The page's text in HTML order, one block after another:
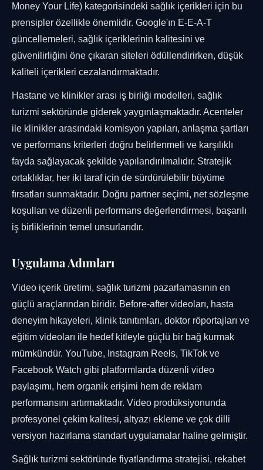
Money Your Life) kategorisindeki sağlık içerikleri için bu
prensipler özellikle önemlidir. Google'ın E-E-A-T
güncellemeleri, sağlık içeriklerinin kalitesini ve
güvenilirliğini öne çıkaran siteleri ödüllendirirken, düşük
kaliteli içerikleri cezalandırmaktadır.
Hastane ve klinikler arası iş birliği modelleri, sağlık
turizmi sektöründe giderek yaygınlaşmaktadır. Acenteler
ile klinikler arasındaki komisyon yapıları, anlaşma şartları
ve performans kriterleri doğru belirlenmeli ve karşılıklı
fayda sağlayacak şekilde yapılandırılmalıdır. Stratejik
ortaklıklar, her iki taraf için de sürdürülebilir büyüme
fırsatları sunmaktadır. Doğru partner seçimi, net sözleşme
koşulları ve düzenli performans değerlendirmesi, başarılı
iş birliklerinin temel unsurlarıdır.
Uygulama Adımları
Video içerik üretimi, sağlık turizmi pazarlamasının en
güçlü araçlarından biridir. Before-after videoları, hasta
deneyim hikayeleri, klinik tanıtımları, doktor röportajları ve
eğitim videoları ile hedef kitleyle güçlü bir bağ kurmak
mümkündür. YouTube, Instagram Reels, TikTok ve
Facebook Watch gibi platformlarda düzenli video
paylaşımı, hem organik erişimi hem de reklam
performansını artırmaktadır. Video prodüksiyonunda
profesyonel çekim kalitesi, altyazı ekleme ve çok dilli
versiyon hazırlama standart uygulamalar haline gelmiştir.
Sağlık turizmi sektöründe fiyatlandırma stratejisi, rekabet